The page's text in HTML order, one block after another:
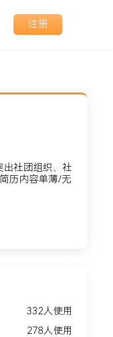
注册
出社团组织、社
历内容单薄/无
332人使用
278人使用